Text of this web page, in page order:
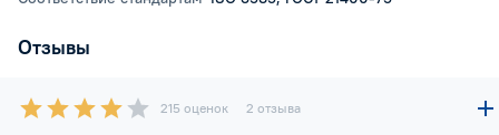
Отзывы
215 оценок 2 отзыва